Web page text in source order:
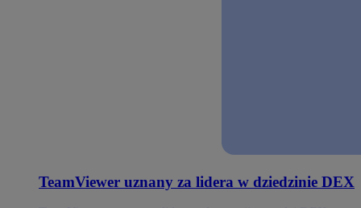
TeamViewer uznany za lidera w dziedzinie DEX